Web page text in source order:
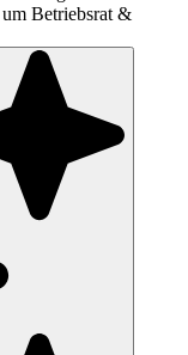
Betriebsrat &